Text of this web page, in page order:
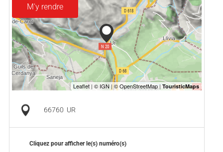
M'y rendre
66760 UR
Cliquez pour afficher le(s) numéro(s)